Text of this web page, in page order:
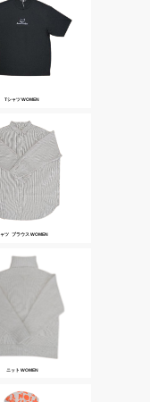
Tシャツ WOMEN
ツ･ブラウス WOMEN
ニット WOMEN